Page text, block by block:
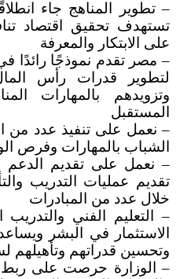
تستهدف تحقيق اقتصاد
على الابتكار والمعرفة
– مصر تقدم نموذجًا رائدًا
لتطوير قدرات رأس
وتزويدهم بالمهارات
المستقبل
– نعمل على تنفيذ عدد من
الشباب بالمهارات وفرص
– نعمل على تقديم الدعم
تقديم عمليات التدريب
خلال عدد من المبادرات
– التعليم الفني
الاستثمار في البشر
وتحسين قدراتهم وتأهيلهم
– الوزارة حرصت على ربط